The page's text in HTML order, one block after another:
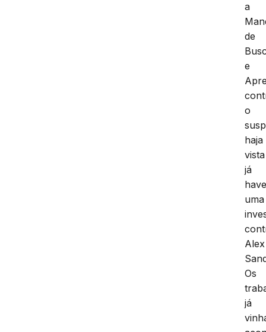
a
de
e
o
haja
vista
já
uma
Alex
Os
já